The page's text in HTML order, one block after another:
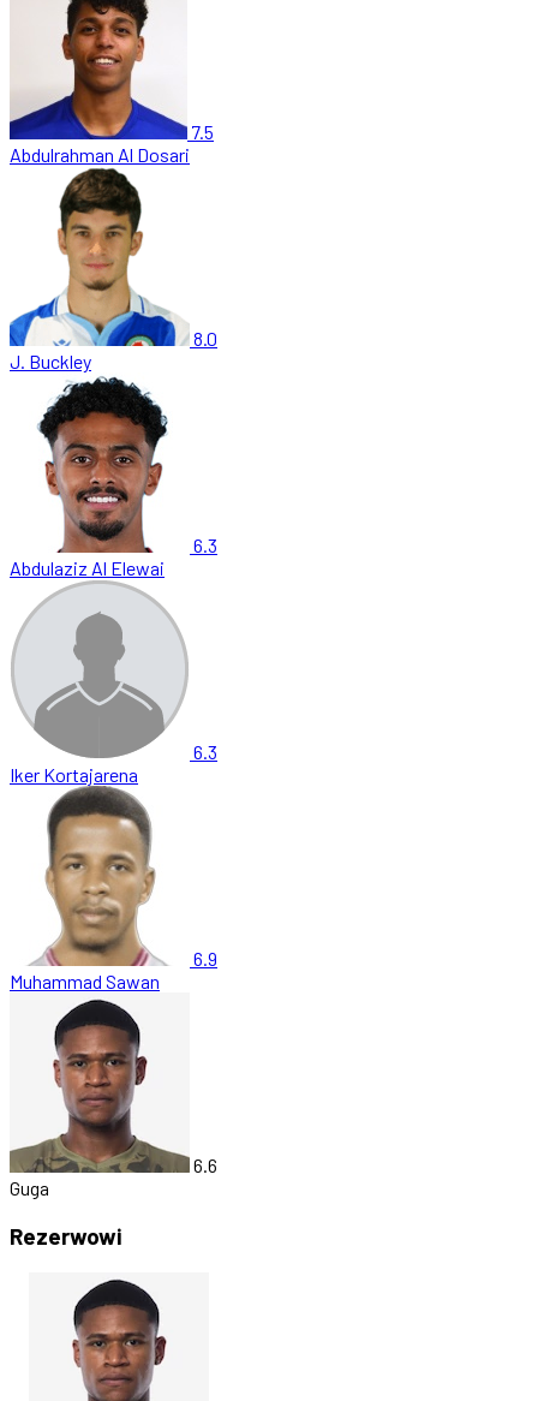
7.5
Abdulrahman Al Dosari
8.0
J. Buckley
6.3
Abdulaziz Al Elewai
6.3
Iker Kortajarena
6.9
Muhammad Sawan
6.6
Guga
Rezerwowi